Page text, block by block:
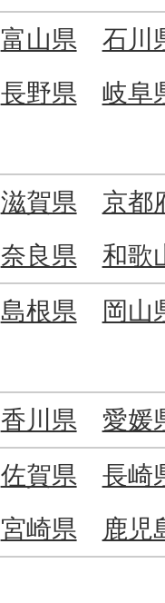
富山県
石川
長野県
岐阜
滋賀県
京都
奈良県 和歌
島根県
岡山
香川県 愛媛
佐賀県
長崎
宮崎県
鹿児